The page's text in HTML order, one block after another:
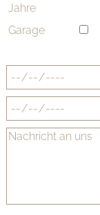
Jahre
Garage